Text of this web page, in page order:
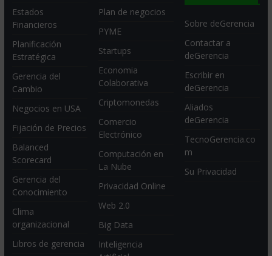
Estados
Financieros
Planificación
Estratégica
Gerencia del
Cambio
Negocios en USA
Fijación de Precios
Balanced
Scorecard
Gerencia del
Conocimiento
Clima
organizacional
Libros de gerencia
Plan de negocios
PYME
Startups
Economia
Colaborativa
Criptomonedas
Comercio
Electrónico
Computación en
La Nube
Privacidad Online
Web 2.0
Big Data
Inteligencia
Sobre deGerencia
Contactar a
deGerencia
Escribir en
deGerencia
Aliados
deGerencia
TecnoGerencia.co
m
Su Privacidad